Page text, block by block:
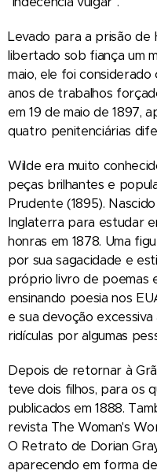
Levado para a prisão de
libertado sob fiança um
maio, ele foi
anos de trabalhos
em 19 de maio de 1897,
quatro penitenciárias
Wilde era muito
peças brilhantes e
Prudente (1895).
Inglaterra para estudar
honras em 1878. Uma
por sua sagacidade e
próprio livro de poemas
ensinando poesia nos
e sua devoção
ridículas por algumas
Depois de retornar à
teve dois filhos, para os
publicados em 1888.
revista The Woman's
O Retrato de Dorian
aparecendo em forma